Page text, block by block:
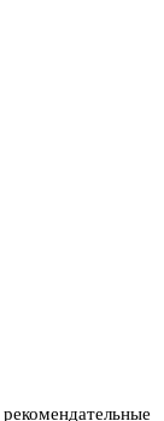
рекомендательные